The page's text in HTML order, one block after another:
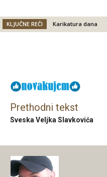
KLJUČNE REČI Karikatura dana
Prethodni tekst
Sveska Veljka Slavkovića